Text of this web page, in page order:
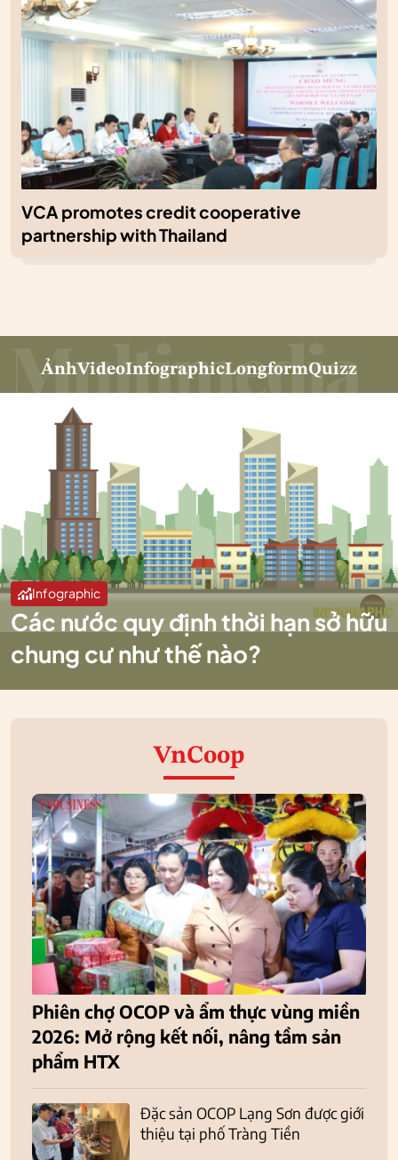
VCA promotes credit cooperative
partnership with Thailand
ẢnhVideoInfographicLongformQuizz
Infographic
Các nước quy định thời hạn sở hữu
chung cư như thế nào?
VnCoop
Phiên chợ OCOP và ẩm thực vùng miền
2026: Mở rộng kết nối, nâng tầm sản
phẩm HTX
Đặc sản OCOP Lạng Sơn được giới
thiệu tại phố Tràng Tiền